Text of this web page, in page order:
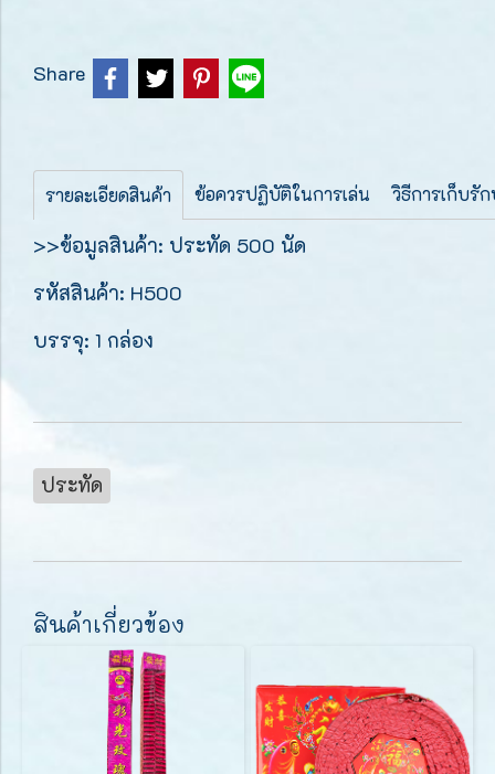
Share
รายละเอียดสินค้า ข้อควรปฏิบัติในการเล่น วิธีการเก็บรั
>>ข้อมูลสินค้า: ประทัด 500 นัด
รหัสสินค้า: H500
บรรจุ: 1 กล่อง
ประทัด
สินค้าเกี่ยวข้อง